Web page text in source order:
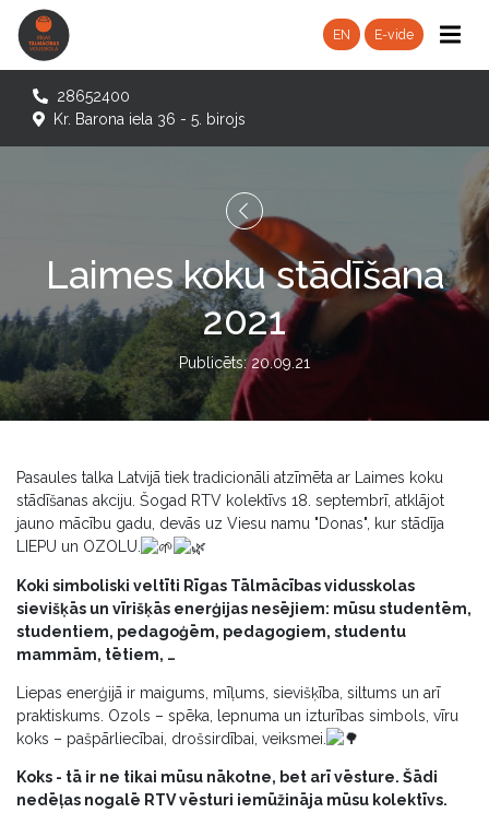
EN E-vide
28652400
Kr. Barona iela 36 - 5. birojs
Laimes koku stādīšana
2021
Publicēts: 20.09.21
Pasaules talka Latvijā tiek tradicionāli atzīmēta ar Laimes koku
stādīšanas akciju. Šogad RTV kolektīvs 18. septembrī, atklājot
jauno mācību gadu, devās uz Viesu namu "Donas", kur stādīja
LIEPU un OZOLU.
Koki simboliski veltīti Rīgas Tālmācības vidusskolas
sievišķās un vīrišķās enerģijas nesējiem: mūsu studentēm,
studentiem, pedagoģēm, pedagogiem, studentu
mammām, tētiem, …
Liepas enerģijā ir maigums, mīļums, sievišķība, siltums un arī
praktiskums. Ozols – spēka, lepnuma un izturības simbols, vīru
koks – pašpārliecībai, drošsirdībai, veiksmei.
Koks - tā ir ne tikai mūsu nākotne, bet arī vēsture. Šādi
nedēļas nogalē RTV vēsturi iemūžināja mūsu kolektīvs.